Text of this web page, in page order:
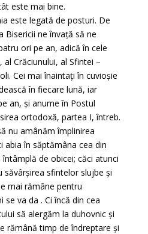
este mai bine.
este legată de posturi. De
Bisericii ne învață să ne
ori pe an, adică în cele
Crăciunului, al Sfintei –
Cei mai înaintați în cuvioșie
în fiecare lună, iar
an, și anume în Postul
ortodoxă, partea I, întreb.
nu amânăm împlinirea
abia în săptămâna cea din
de obicei; căci atunci
sfintelor slujbe și
mai rămâne pentru
se va da . Ci încă din cea
să alergăm la duhovnic și
rămână timp de îndreptare și